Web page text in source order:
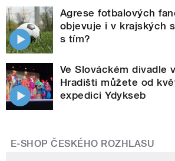
Agrese fotbalových
objevuje i v krajských
s tím?
Ve Slováckém divadle
Hradišti můžete od
expedici Ydykseb
E-SHOP ČESKÉHO ROZHLASU